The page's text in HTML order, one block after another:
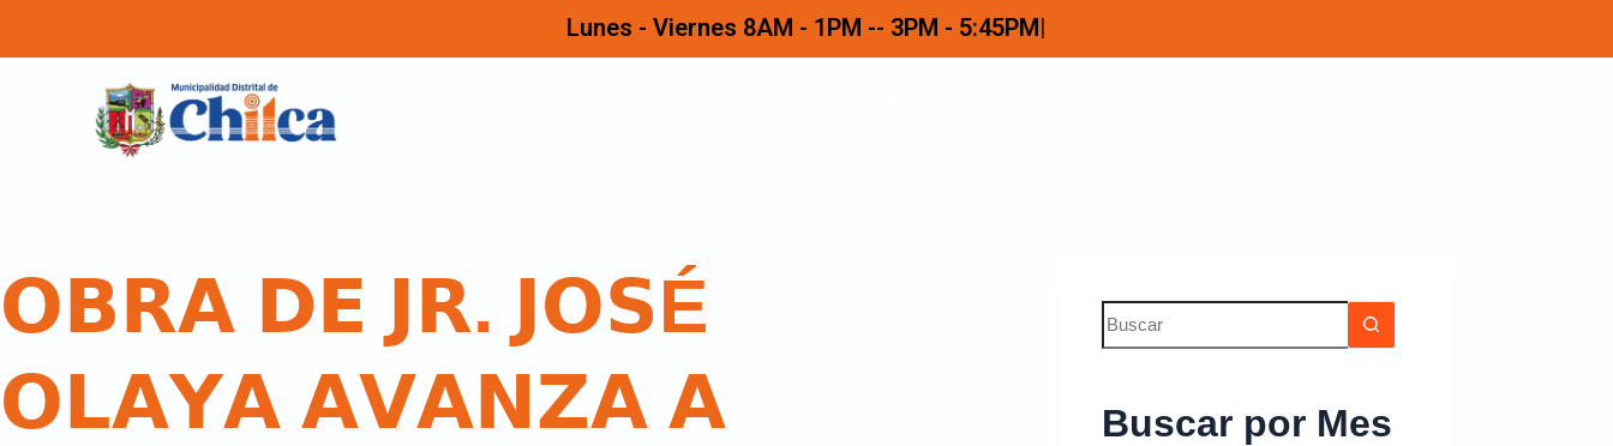
Lunes - Viernes 8AM - 1PM -- 3PM - 5:45PM
𝗢𝗕𝗥𝗔 𝗗𝗘 𝗝𝗥. 𝗝𝗢𝗦É
𝗢𝗟𝗔𝗬𝗔 𝗔𝗩𝗔𝗡𝗭𝗔 𝗔
Buscar por Mes